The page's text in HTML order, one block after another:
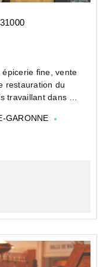
fine, vente
restauration du
travaillant dans la
GARONNE